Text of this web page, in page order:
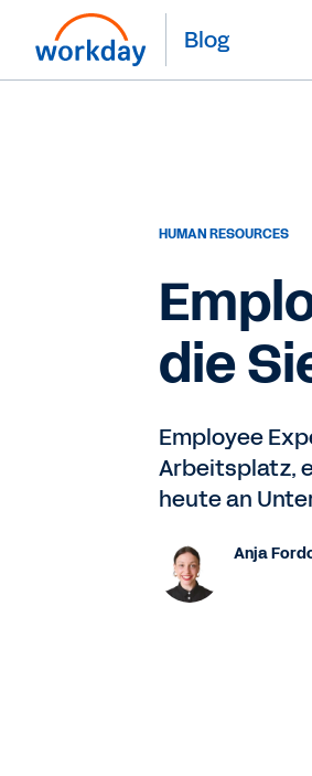
Blog
HUMAN RESOURCES
die
Employee
Arbeitsplatz,
heute an
Anja